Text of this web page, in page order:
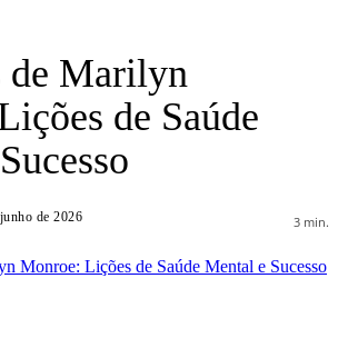
de Marilyn
de Saúde
de 2026 3 min.